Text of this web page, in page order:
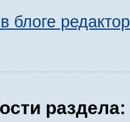
блоге
раздела: